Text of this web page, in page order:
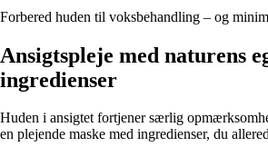
Forbered huden til voksbehandling – og
Ansigtspleje med naturens
ingredienser
Huden i ansigtet fortjener særlig
en plejende maske med ingredienser, du